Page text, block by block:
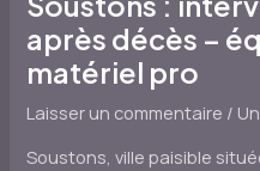
après décès –
matériel pro
Laisser un commentaire /
Soustons, ville paisible